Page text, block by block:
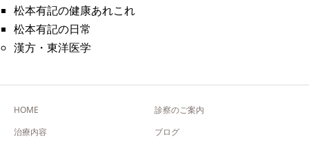
松本有記の健康あれこれ
松本有記の日常
漢方・東洋医学
HOME
診察のご案内
治療内容
ブログ